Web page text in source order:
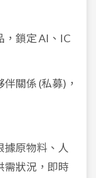
，鎖定 AI、IC
關係 (私募)，
據原物料、人
需狀況，即時